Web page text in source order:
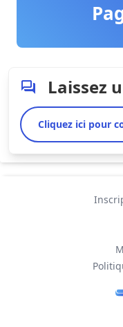
Laissez
Cliquez ici pour